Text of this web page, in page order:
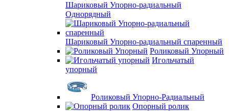
Шариковый Упорно-радиальный
Однорядный
Шариковый Упорно-радиальный спаренный
Роликовый Упорный
Игольчатый
упорный
Роликовый Упорно-Радиальный
Опорный ролик